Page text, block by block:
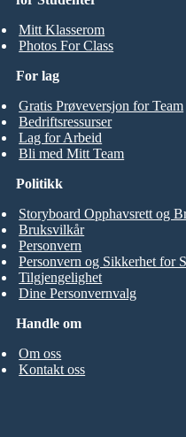
Mitt Klasserom
Photos For Class
For lag
Gratis Prøveversjon for Team
Bedriftsressurser
Lag for Arbeid
Bli med Mitt Team
Handle om
Om oss
Kontakt oss
Politikk
Storyboard Opphavsrett og
Bruksvilkår
Personvern
Personvern og Sikkerhet for
Tilgjengelighet
Dine Personvernvalg